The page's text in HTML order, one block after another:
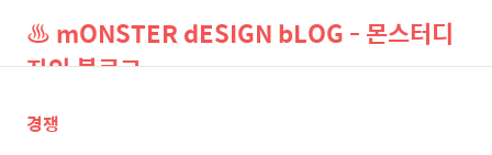
♨ mONSTER dESIGN bLOG - 몬스터디
자인 블로그
경쟁